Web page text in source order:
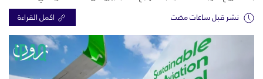
نشر قبل ساعات مضت اكمل القراءة